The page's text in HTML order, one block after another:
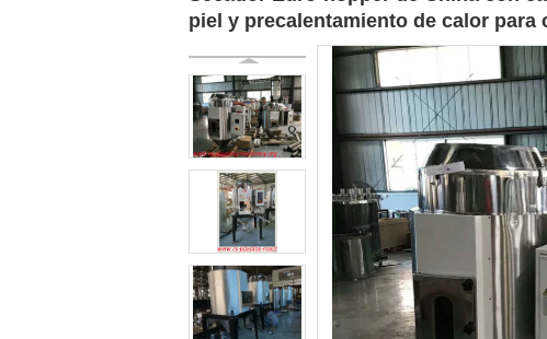
piel y precalentamiento de calor para